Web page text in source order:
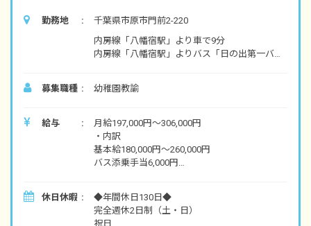
勤務地
千葉県市原市門前2-220
内房線「八幡宿駅」より車で9分
内房線「八幡宿駅」よりバス「日の出第一バス
※マイカー通勤OK！（無料駐車場あり）
・自然に恵まれた落ち着いた環境で保育に取り
組めます。最寄りの駅周辺には、スーパー「せ
んどう 八幡店」があるので勤務終了後にお買い
物もできますよ。飲食店でお食事も楽しめま
募集職種 幼稚園教諭
給与
月給197,000円～306,000円
・内訳
基本給180,000円～260,000円
バス添乗手当6,000円
・別途支給
勤勉手当6,000円
休日休暇
◆年間休日130日◆
完全週休2日制（土・日）
祝日